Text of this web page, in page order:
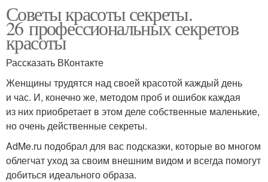
Советы красоты секреты.
26 профессиональных секретов
красоты
Рассказать ВКонтакте
Женщины трудятся над своей красотой каждый день
и час. И, конечно же, методом проб и ошибок каждая
из них приобретает в этом деле собственные маленькие,
но очень действенные секреты.
AdMe.ru подобрал для вас подсказки, которые во многом
облегчат уход за своим внешним видом и всегда помогут
добиться идеального образа.